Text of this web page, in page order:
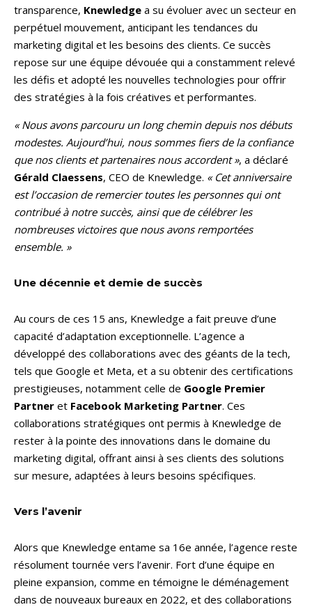
transparence, Knewledge a su évoluer avec un secteur en
perpétuel mouvement, anticipant les tendances du
marketing digital et les besoins des clients. Ce succès
repose sur une équipe dévouée qui a constamment relevé
les défis et adopté les nouvelles technologies pour offrir
des stratégies à la fois créatives et performantes.
« Nous avons parcouru un long chemin depuis nos débuts
modestes. Aujourd’hui, nous sommes fiers de la confiance
que nos clients et partenaires nous accordent », a déclaré
Gérald Claessens, CEO de Knewledge. « Cet anniversaire
est l’occasion de remercier toutes les personnes qui ont
contribué à notre succès, ainsi que de célébrer les
nombreuses victoires que nous avons remportées
ensemble. »
Une décennie et demie de succès
Au cours de ces 15 ans, Knewledge a fait preuve d’une
capacité d’adaptation exceptionnelle. L’agence a
développé des collaborations avec des géants de la tech,
tels que Google et Meta, et a su obtenir des certifications
prestigieuses, notamment celle de Google Premier
Partner et Facebook Marketing Partner. Ces
collaborations stratégiques ont permis à Knewledge de
rester à la pointe des innovations dans le domaine du
marketing digital, offrant ainsi à ses clients des solutions
sur mesure, adaptées à leurs besoins spécifiques.
Vers l’avenir
Alors que Knewledge entame sa 16e année, l’agence reste
résolument tournée vers l’avenir. Fort d’une équipe en
pleine expansion, comme en témoigne le déménagement
dans de nouveaux bureaux en 2022, et des collaborations